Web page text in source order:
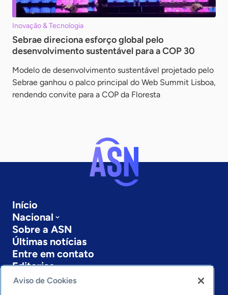
Inovação & Tecnologia
Sebrae direciona esforço global pelo
desenvolvimento sustentável para a COP 30
Modelo de desenvolvimento sustentável projetado pelo
Sebrae ganhou o palco principal do Web Summit Lisboa,
rendendo convite para a COP da Floresta
Início
Nacional
Sobre a ASN
Últimas notícias
Entre em contato
Editorias
Economia & Política
Aviso de Cookies